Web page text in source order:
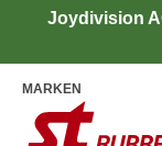
Joydivision
MARKEN